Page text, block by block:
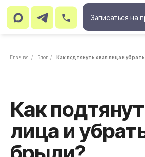
Главная / Блог / Как подтянуть овал лица и
брыли?